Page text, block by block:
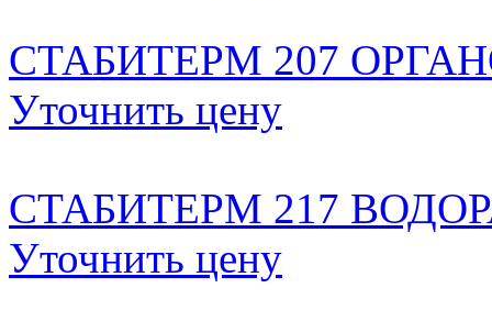
CТАБИТЕРМ 207
Уточнить цену
CТАБИТЕРМ 217
Уточнить цену